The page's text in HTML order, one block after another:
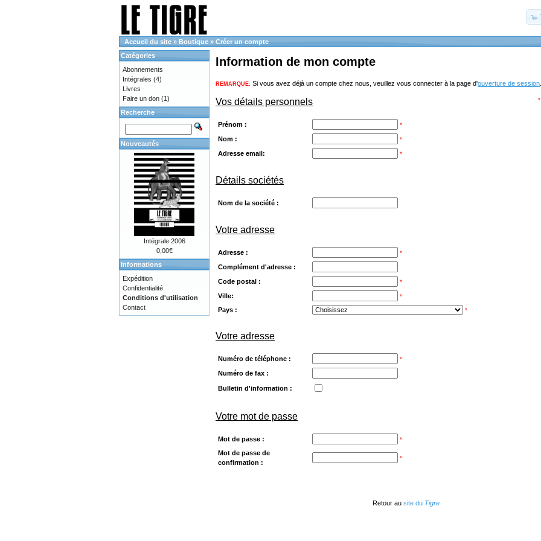
Accueil du site » Boutique » Créer un compte
Information de mon compte
REMARQUE: Si vous avez déjà un compte chez nous, veuillez vous connecter à la page d'ouverture de session
Vos détails personnels
Prénom : *
Nom : *
Adresse email: *
Détails sociétés
Nom de la société :
Votre adresse
Adresse : *
Complément d'adresse :
Code postal :
*
Ville: *
Pays : *
Votre adresse
Numéro de téléphone : *
Numéro de fax :
Bulletin d'information :
Votre mot de passe
Mot de passe : *
Mot de passe de
confirmation :
*
Catégories
Abonnements
Intégrales (4)
Livres
Faire un don (1)
Recherche
Nouveautés
Intégrale 2006
0,00€
Informations
Expédition
Confidentialité
Conditions d'utilisation
Contact
Retour au site du Tigre